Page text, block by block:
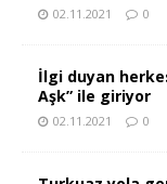
02.11.2021 0
İlgi duyan
Aşk” ile giriyor
02.11.2021 0